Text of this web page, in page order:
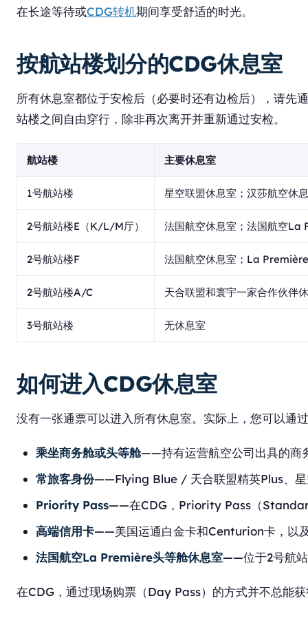
在长途等待或CDG转机期间享受舒适的时光。
按航站楼划分的CDG休息室
所有休息室都位于安检后（必要时还有边检后），请先
站楼之间自由穿行，除非再次离开并重新通过安检。
航站楼 主要休息室
1号航站楼 星空联盟休息室；汉莎航空休
2号航站楼E（K/L/M厅） 法国航空休息室；法国航空
2号航站楼F 法国航空休息室；La
2号航站楼A/C 天合联盟和寰宇一家合作伙伴
3号航站楼 无休息室
如何进入CDG休息室
没有一张通票可以进入所有休息室。实际上，您可以通
乘坐商务舱或头等舱——持有运营航空公司出具的商
常旅客身份——Flying Blue / 天合联盟精英Plus、星
Priority Pass——在CDG，Priority Pass（
高端信用卡——美国运通白金卡和Centurion卡，以
法国航空La Première头等舱休息室——位于2号航站
在CDG，通过现场购票（Day Pass）的方式并不总能